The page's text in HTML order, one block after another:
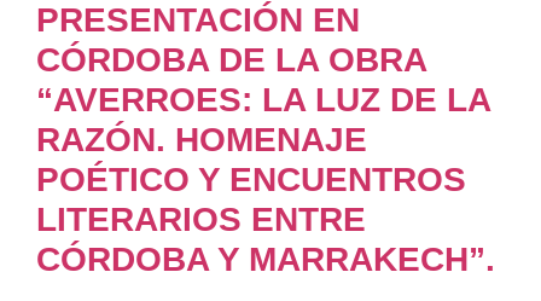
PRESENTACIÓN EN
CÓRDOBA DE LA OBRA
“AVERROES: LA LUZ DE LA
RAZÓN. HOMENAJE
POÉTICO Y ENCUENTROS
LITERARIOS ENTRE
CÓRDOBA Y MARRAKECH”.